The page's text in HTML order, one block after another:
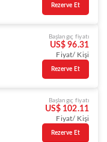
Rezerve Et
Başlangıç fiyatı
US$ 96.31
Fiyat/ Kişi
Rezerve Et
Başlangıç fiyatı
US$ 102.11
Fiyat/ Kişi
Rezerve Et